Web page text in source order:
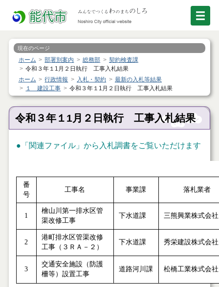
現在のページ
ホーム 部署別案内 総務部
契約検査課
令和３年１1月２日執行 工事入札結果
ホーム
行政情報 入札・契約
最新の入札等結果
１ 建設工事
令和３年１1月２日執行 工事入札結果
令和３年１1月２日執行 工事入札結果
●「関連ファイル」から入札調書をご覧いただけます
番
号
工事名 事業課 落札業者
1
檜山川第一排水区管
渠改修工事
下水道課 三熊興業株式会社
2
港町排水区管渠改修
工事（３ＲＡ－２）
下水道課 秀栄建設株式会社
3
交通安全施設（防護
柵等）設置工事
道路河川課 松橋工業株式会社